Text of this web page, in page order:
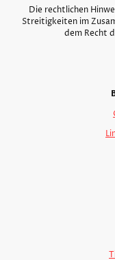
Die rechtlichen
Streitigkeiten im
dem Recht